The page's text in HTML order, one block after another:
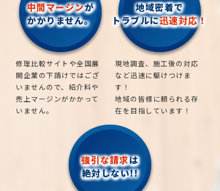
中間マージンが
かかりません。
修理比較サイトや全国展
開企業の下請けではござ
いませんので、紹介料や
売上マージンがかかって
いません。
地域密着で
トラブルに迅速対応！
現地調査、施工後の対応
など迅速に駆けつけま
す！
地域の皆様に頼られる存
在を目指しています！
強引な請求は
絶対しない!!